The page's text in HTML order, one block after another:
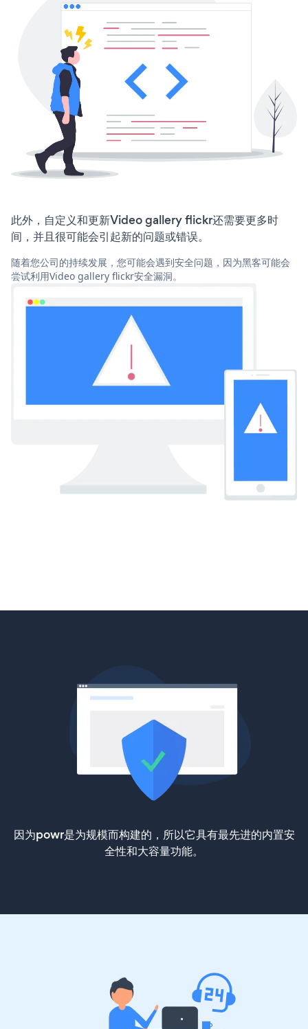
此外，自定义和更新Video gallery flickr还需要更多时
间，并且很可能会引起新的问题或错误。
随着您公司的持续发展，您可能会遇到安全问题，因为黑客可能会
尝试利用Video gallery flickr安全漏洞。
因为powr是为规模而构建的，所以它具有最先进的内置安
全性和大容量功能。